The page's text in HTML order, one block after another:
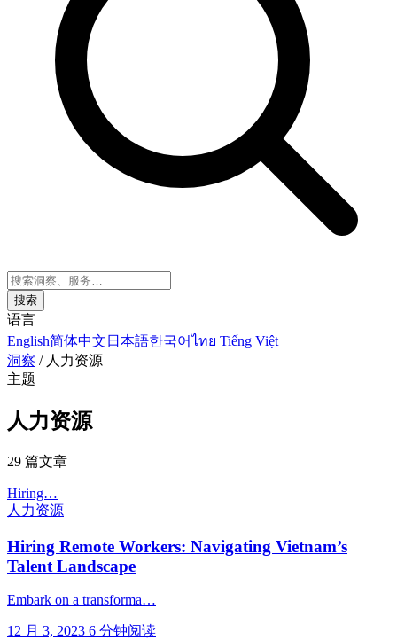
搜索
语言
English简体中文 日本語한국어ไทย Tiếng Việt
洞察 / 人力资源
主题
人力资源
29 篇文章
Hiring…
人力资源
Hiring Remote Workers: Navigating Vietnam’s
Talent Landscape
Embark on a transforma…
12 月 3, 2023 6 分钟阅读